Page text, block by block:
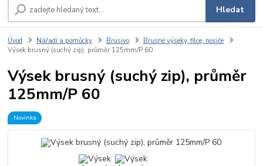
Hledat
Úvod Nářadí a pomůcky Brusivo
Brusné výseky, filce, nosiče
Výsek brusný (suchý zip), průměr 125mm/P 60
Výsek brusný (suchý zip), průměr
125mm/P 60
Novinka